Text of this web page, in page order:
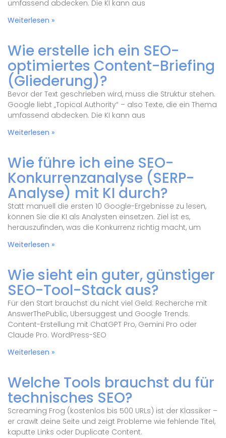
umfassend abdecken. Die KI kann aus
Weiterlesen »
Wie erstelle ich ein SEO-
optimiertes Content-Briefing
(Gliederung)?
Bevor der Text geschrieben wird, muss die Struktur stehen.
Google liebt „Topical Authority“ – also Texte, die ein Thema
umfassend abdecken. Die KI kann aus
Weiterlesen »
Wie führe ich eine SEO-
Konkurrenzanalyse (SERP-
Analyse) mit KI durch?
Statt manuell die ersten 10 Google-Ergebnisse zu lesen,
können Sie die KI als Analysten einsetzen. Ziel ist es,
herauszufinden, was die Konkurrenz richtig macht, um
Weiterlesen »
Wie sieht ein guter, günstiger
SEO-Tool-Stack aus?
Für den Start brauchst du nicht viel Geld: Recherche mit
AnswerThePublic, Ubersuggest und Google Trends.
Content-Erstellung mit ChatGPT Pro, Gemini Pro oder
Claude Pro. WordPress-SEO
Weiterlesen »
Welche Tools brauchst du für
technisches SEO?
Screaming Frog (kostenlos bis 500 URLs) ist der Klassiker –
er crawlt deine Seite und zeigt Probleme wie fehlende Titel,
kaputte Links oder Duplicate Content.